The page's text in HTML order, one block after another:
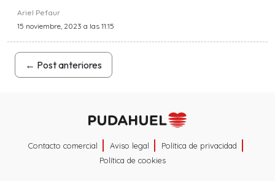
Ariel Pefaur
15 noviembre, 2023 a las 11:15
← Post anteriores
Contacto comercial Aviso legal
Política de privacidad
Política de cookies